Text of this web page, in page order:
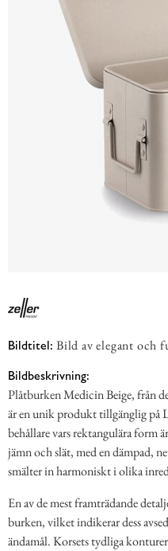
Bildtitel: Bild av elegant och
Bildbeskrivning:
Plåtburken Medicin Beige, från
är en unik produkt tillgänglig på
behållare vars rektangulära form
jämn och slät, med en dämpad,
smälter in harmoniskt i olika
En av de mest framträdande
burken, vilket indikerar dess
ändamål. Korsets tydliga